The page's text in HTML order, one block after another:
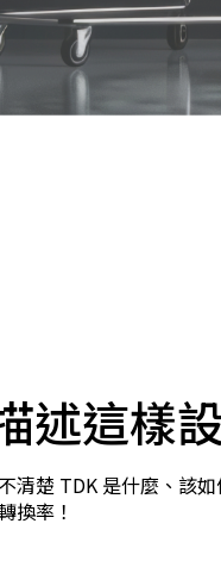
述這樣
清楚 TDK 是什麼、該
換率！